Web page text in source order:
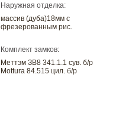
Наружная отделка:
массив (дуба)18мм с
фрезерованным рис.
Комплект замков:
Меттэм ЗВ8 341.1.1 сув. б/р
Mottura 84.515 цил. б/р